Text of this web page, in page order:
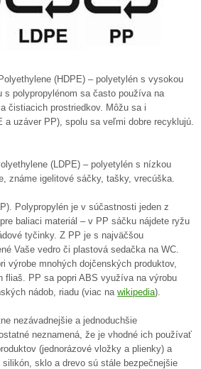
(HDPE) – polyetylén s vysokou
polypropylénom sa často používa na
čistiacich prostriedkov. Môžu sa i
a uzáver PP), spolu sa veľmi dobre recyklujú.
(LDPE) – polyetylén s nízkou
známe igelitové sáčky, tašky, vrecúška.
Polypropylén je v súčastnosti jeden z
baliaci materiál – v PP sáčku nájdete ryžu
tyčinky. Z PP je s najväčšou
Vaše vedro či plastová sedačka na WC.
výrobe mnohých dojčenských produktov,
fliaš. PP sa popri ABS využíva na výrobu
nádob, riadu (viac na wikipedia).
nezávadnejšie a jednoduchšie
neznamená, že je vhodné ich používať
(jednorázové vložky a plienky) a
silikón, sklo a drevo sú stále bezpečnejšie